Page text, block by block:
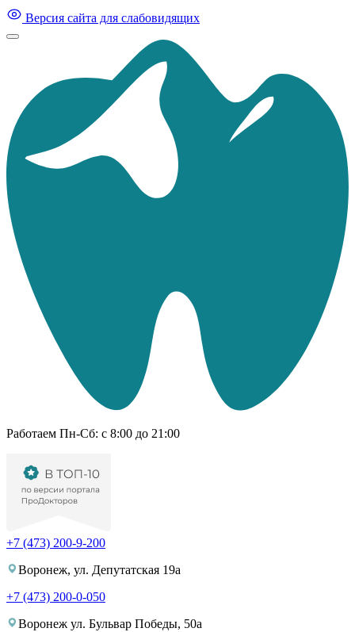
Версия сайта для слабовидящих
Работаем Пн-Cб: с 8:00 до 21:00
+7 (473) 200-9-200
Воронеж, ул. Депутатская 19а
+7 (473) 200-0-050
Воронеж ул. Бульвар Победы, 50а